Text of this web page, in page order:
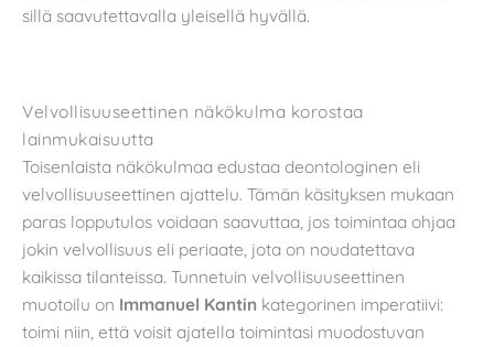
sillä saavutettavalla yleisellä hyvällä.
Velvollisuuseettinen näkökulma korostaa
lainmukaisuutta
Toisenlaista näkökulmaa edustaa deontologinen eli
velvollisuuseettinen ajattelu. Tämän käsityksen mukaan
paras lopputulos voidaan saavuttaa, jos toimintaa ohjaa
jokin velvollisuus eli periaate, jota on noudatettava
kaikissa tilanteissa. Tunnetuin velvollisuuseettinen
muotoilu on Immanuel Kantin kategorinen imperatiivi:
toimi niin, että voisit ajatella toimintasi muodostuvan